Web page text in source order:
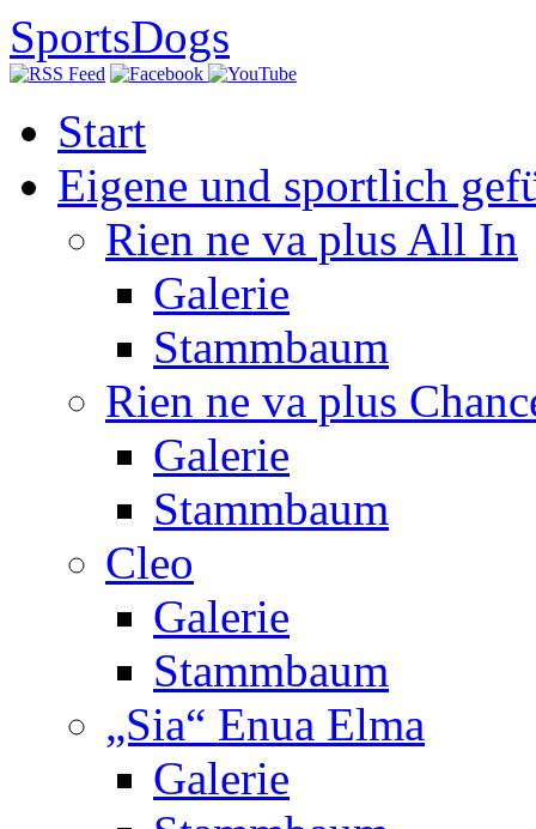
SportsDogs
Start
Eigene und sportlich
Rien ne va plus All In
Galerie
Stammbaum
Rien ne va plus
Galerie
Stammbaum
Cleo
Galerie
Stammbaum
„Sia“ Enua Elma
Galerie